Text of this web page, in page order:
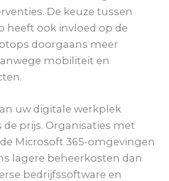
De keuze tussen
heeft ook invloed op de
doorgaans meer
mobiliteit en
uw digitale werkplek
de prijs. Organisaties met
Microsoft 365-omgevingen
lagere beheerkosten dan
bedrijfssoftware en